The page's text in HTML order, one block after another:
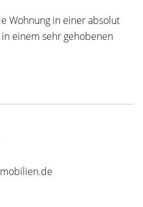
Wohnung in einer absolut
einem sehr gehobenen